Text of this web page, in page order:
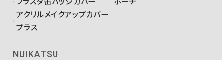
フラスタ缶バッジカバー
ポーチ
アクリルメイクアップカバー
プラス
NUIKATSU